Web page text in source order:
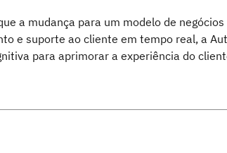
a mudança para um modelo de
e suporte ao cliente em tempo real, a
para aprimorar a experiência do